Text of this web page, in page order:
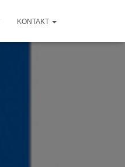
KONTAKT